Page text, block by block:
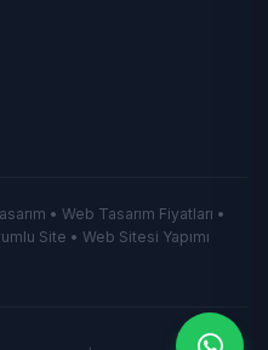
• Web Tasarım Fiyatları •
Site • Web Sitesi Yapımı